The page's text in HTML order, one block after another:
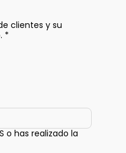
clientes y su
*
o has realizado la